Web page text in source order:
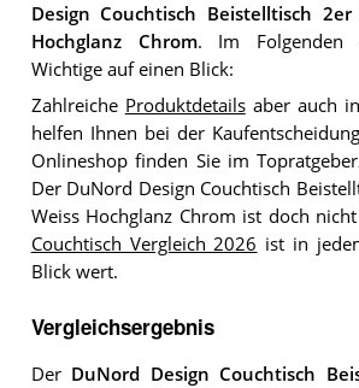
Design Couchtisch Beistelltisch 2er
Hochglanz Chrom. Im Folgenden
Wichtige auf einen Blick:
Zahlreiche Produktdetailsaber auch
helfen Ihnen bei der
Onlineshop finden Sie im
Der DuNord Design Couchtisch
Weiss Hochglanz Chrom ist doch
Couchtisch Vergleich 2026 ist in
Blick wert.
Vergleichsergebnis
Der DuNord Design Couchtisch